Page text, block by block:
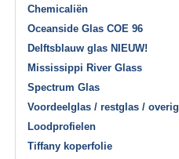
Chemicaliën
Oceanside Glas COE 96
Delftsblauw glas NIEUW!
Mississippi River Glass
Spectrum Glas
Voordeelglas / restglas / overig
Loodprofielen
Tiffany koperfolie